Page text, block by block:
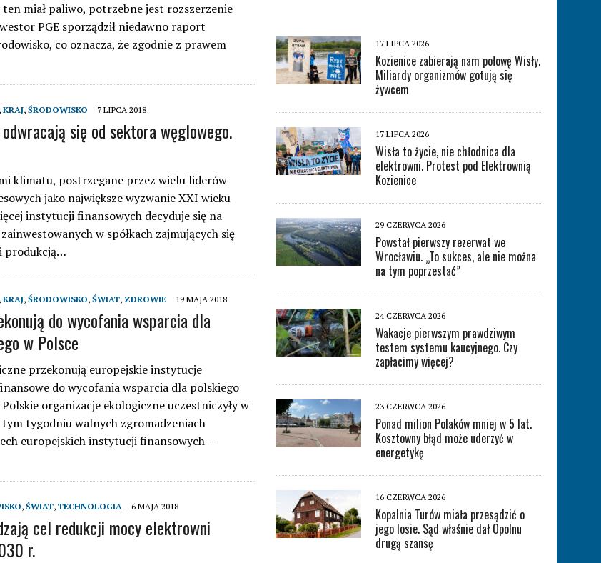
ten miał paliwo, potrzebne jest rozszerzenie
PGE sporządził niedawno raport
co oznacza, że zgodnie z prawem
, KRAJ, ŚRODOWISKO 7 LIPCA 2018
się od sektora węglowego.
klimatu, postrzegane przez wielu liderów
jako największe wyzwanie XXI wieku
instytucji finansowych decyduje się na
w spółkach zajmujących się
produkcją…
, KRAJ, ŚRODOWISKO, ŚWIAT, ZDROWIE 19 MAJA 2018
do wycofania wsparcia dla
w Polsce
przekonują europejskie instytucje
do wycofania wsparcia dla polskiego
organizacje ekologiczne uczestniczyły w
tym tygodniu walnych zgromadzeniach
europejskich instytucji finansowych –
, ŚWIAT, TECHNOLOGIA 6 MAJA 2018
cel redukcji mocy elektrowni
r.
17 LIPCA 2026
Kozienice zabierają nam połowę Wisły.
Miliardy organizmów gotują się
żywcem
17 LIPCA 2026
Wisła to życie, nie chłodnica dla
elektrowni. Protest pod Elektrownią
Kozienice
29 CZERWCA 2026
Powstał pierwszy rezerwat we
Wrocławiu. „To sukces, ale nie można
na tym poprzestać”
24 CZERWCA 2026
Wakacje pierwszym prawdziwym
testem systemu kaucyjnego. Czy
zapłacimy więcej?
23 CZERWCA 2026
Ponad milion Polaków mniej w 5 lat.
Kosztowny błąd może uderzyć w
energetykę
16 CZERWCA 2026
Kopalnia Turów miała przesądzić o
jego losie. Sąd właśnie dał Opolnu
drugą szansę